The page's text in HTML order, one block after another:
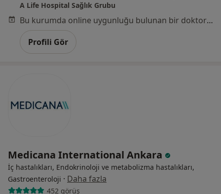
A Life Hospital Sağlık Grubu
Bu kurumda online uygunluğu bulunan bir doktor veya uzman bulunamadı
Profili Gör
Medicana International Ankara
İç hastalıkları, Endokrinoloji ve metabolizma hastalıkları,
Gastroenteroloji · Daha fazla
452 görüş